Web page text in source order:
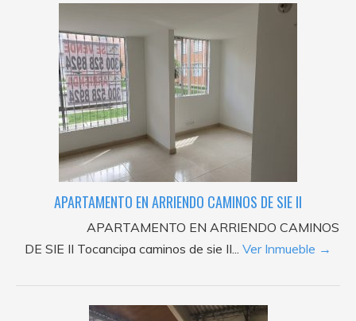
APARTAMENTO EN ARRIENDO CAMINOS DE SIE II
APARTAMENTO EN ARRIENDO CAMINOS
DE SIE II Tocancipa caminos de sie II... Ver Inmueble →